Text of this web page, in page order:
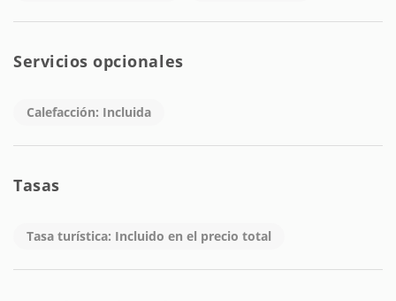
Servicios opcionales
Calefacción: Incluida
Tasas
Tasa turística: Incluido en el precio total